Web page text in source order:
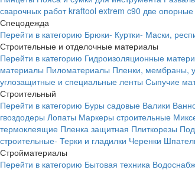
сварочных работ kraftool extrem c90 две
Спецодежда
Перейти в категорию Брюки- Куртки- Маски,
Строительные и отделочные материалы
Перейти в категорию Гидроизоляционные
материалы Пиломатериалы Пленки, мембраны,
углозащитные и специальные ленты Сыпучие
Строительный
Перейти в категорию Буры садовые Валики
гвоздодеры Лопаты Маркеры строительные
термоклеящие Пленка защитная Плиткорезы
строительные- Терки и гладилки Черенки
Стройматериалы
Перейти в категорию Бытовая техника